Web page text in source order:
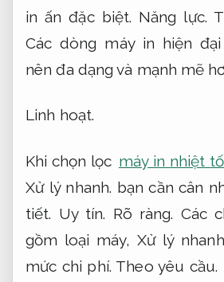
in ấn đặc biệt. Năng lực.
Các dòng máy in hiện
nên đa dạng và mạnh mẽ
Linh hoạt.
Khi chọn lọc máy in nhiệt
Xử lý nhanh. bạn cần cân
tiết. Uy tín. Rõ ràng. Các
gồm loại máy,Xử lý
mức chi phí. Theo yêu cầu.